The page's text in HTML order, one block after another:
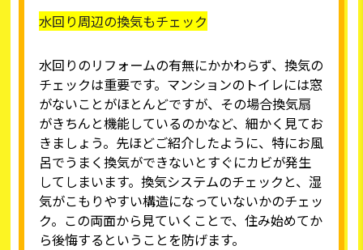
水回り周辺の換気もチェック
水回りのリフォームの有無にかかわらず、換気の
チェックは重要です。マンションのトイレには窓
がないことがほとんどですが、その場合換気扇
がきちんと機能しているのかなど、細かく見てお
きましょう。先ほどご紹介したように、特にお風
呂でうまく換気ができないとすぐにカビが発生
してしまいます。換気システムのチェックと、湿
気がこもりやすい構造になっていないかのチェッ
ク。この両面から見ていくことで、住み始めてか
ら後悔するということを防げます。